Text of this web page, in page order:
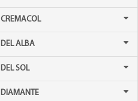
CREMACOL
DEL ALBA
DEL SOL
DIAMANTE